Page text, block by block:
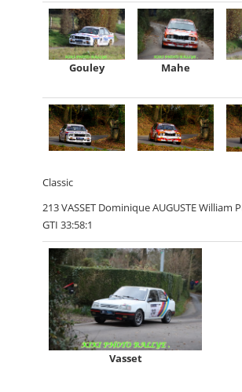
Gouley Mahe
Classic
213 VASSET Dominique AUGUSTE William
GTI 33:58:1
Vasset